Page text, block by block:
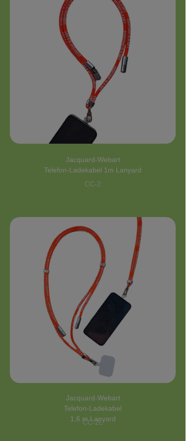
Jacquard-Webart
Telefon-Ladekabel
1,6 m Lanyard
CC-2
Jacquard-Webart
Telefon-Ladekabel 1m Lanyard
CC-2L